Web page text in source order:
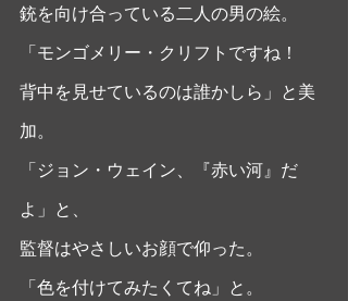
銃を向け合っている二人の男の絵。
「モンゴメリー・クリフトですね！
背中を見せているのは誰かしら」と美
加。
「ジョン・ウェイン、『赤い河』だ
よ」と、
監督はやさしいお顔で仰った。
「色を付けてみたくてね」と。